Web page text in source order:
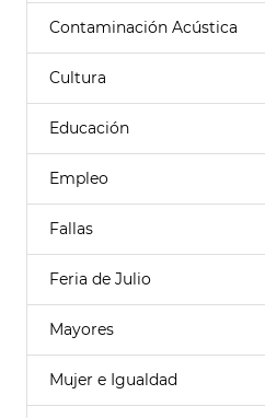
Contaminación Acústica
Cultura
Educación
Empleo
Fallas
Feria de Julio
Mayores
Mujer e Igualdad